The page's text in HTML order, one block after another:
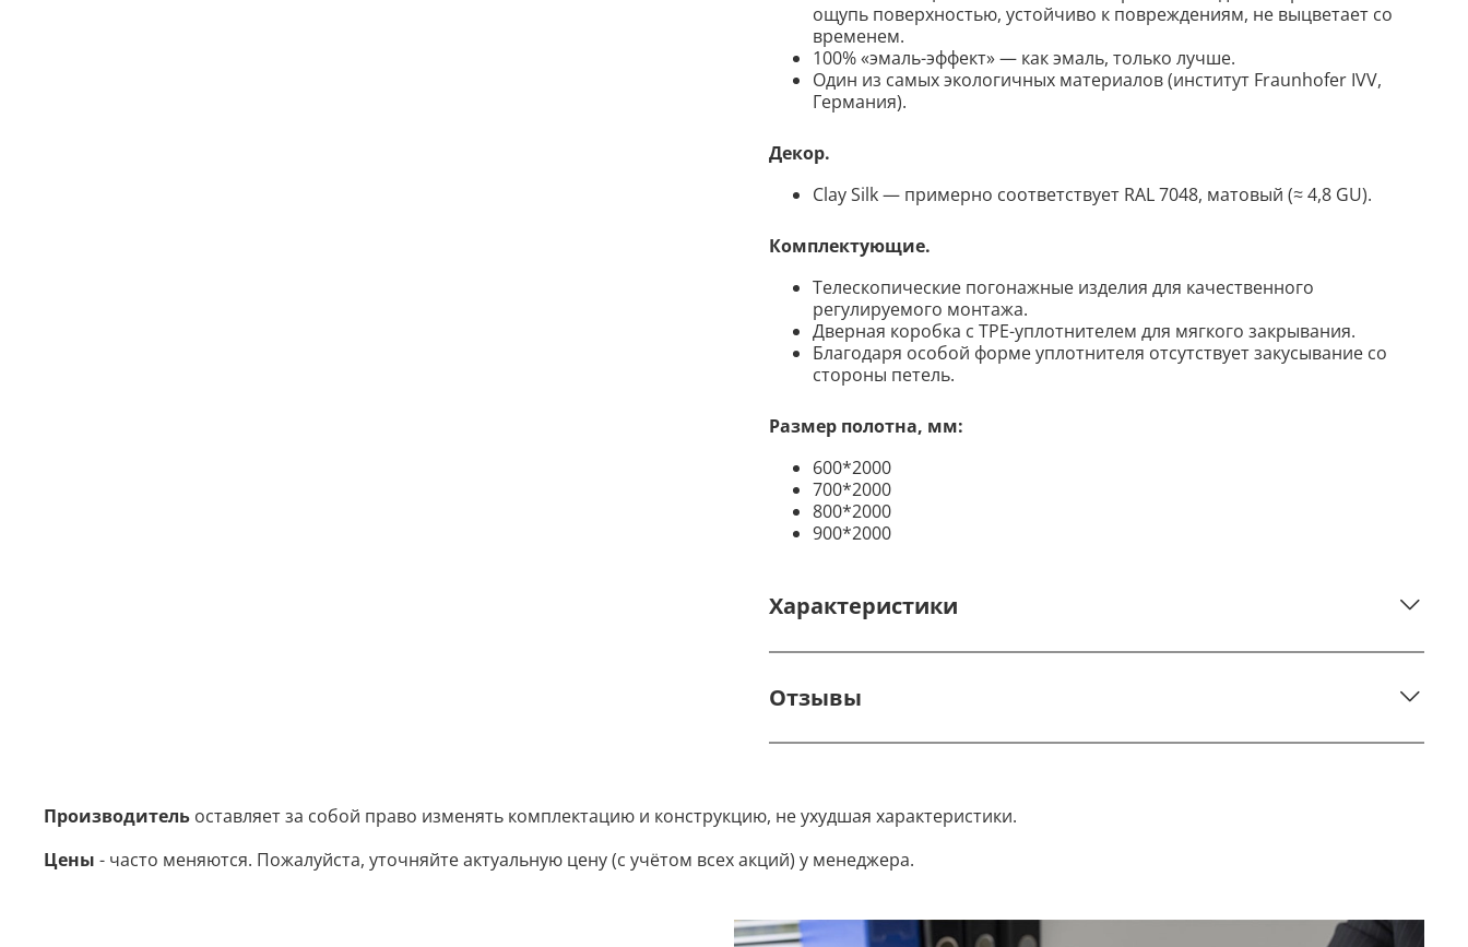
ощупь поверхностью, устойчиво к повреждениям, не выцветает со
временем.
100% «эмаль-эффект» — как эмаль, только лучше.
Один из самых экологичных материалов (институт Fraunhofer IVV,
Германия).
Декор.
Clay Silk — примерно соответствует RAL 7048, матовый (≈ 4,8 GU).
Комплектующие.
Телескопические погонажные изделия для качественного
регулируемого монтажа.
Дверная коробка с TPE-уплотнителем для мягкого закрывания.
Благодаря особой форме уплотнителя отсутствует закусывание со
стороны петель.
Размер полотна, мм:
600*2000
700*2000
800*2000
900*2000
Характеристики
Отзывы
Производитель оставляет за собой право изменять комплектацию и конструкцию, не ухудшая характеристики.
Цены - часто меняются. Пожалуйста, уточняйте актуальную цену (с учётом всех акций) у менеджера.